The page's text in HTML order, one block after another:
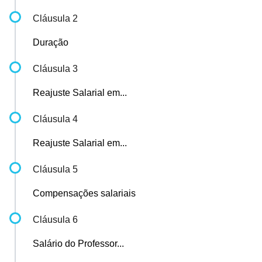
Cláusula 2
Duração
Cláusula 3
Reajuste Salarial em...
Cláusula 4
Reajuste Salarial em...
Cláusula 5
Compensações salariais
Cláusula 6
Salário do Professor...